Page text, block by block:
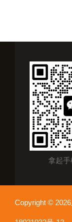
拿起
Copyright ©